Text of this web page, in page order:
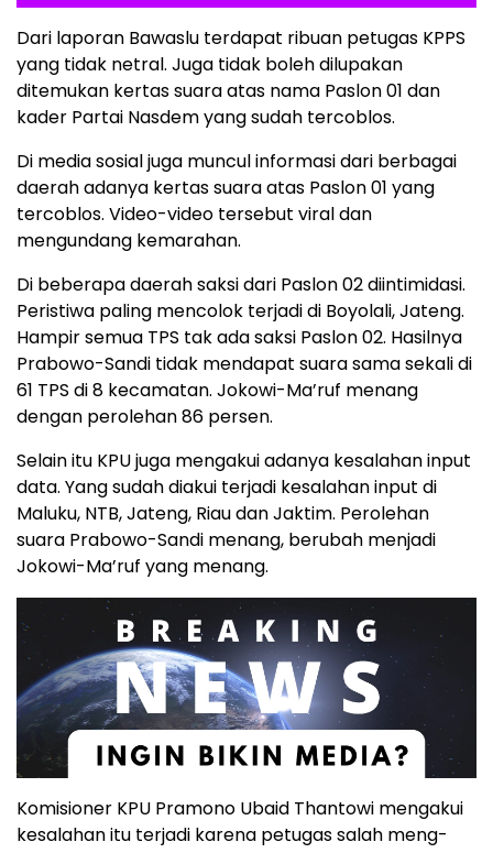
Dari laporan Bawaslu terdapat ribuan petugas KPPS
yang tidak netral. Juga tidak boleh dilupakan
ditemukan kertas suara atas nama Paslon 01 dan
kader Partai Nasdem yang sudah tercoblos.
Di media sosial juga muncul informasi dari berbagai
daerah adanya kertas suara atas Paslon 01 yang
tercoblos. Video-video tersebut viral dan
mengundang kemarahan.
Di beberapa daerah saksi dari Paslon 02 diintimidasi.
Peristiwa paling mencolok terjadi di Boyolali, Jateng.
Hampir semua TPS tak ada saksi Paslon 02. Hasilnya
Prabowo-Sandi tidak mendapat suara sama sekali di
61 TPS di 8 kecamatan. Jokowi-Ma’ruf menang
dengan perolehan 86 persen.
Selain itu KPU juga mengakui adanya kesalahan input
data. Yang sudah diakui terjadi kesalahan input di
Maluku, NTB, Jateng, Riau dan Jaktim. Perolehan
suara Prabowo-Sandi menang, berubah menjadi
Jokowi-Ma’ruf yang menang.
Komisioner KPU Pramono Ubaid Thantowi mengakui
kesalahan itu terjadi karena petugas salah meng-